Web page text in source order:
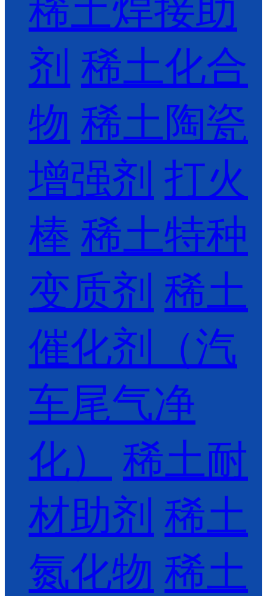
稀土焊接助
剂 稀土化合
物 稀土陶瓷
增强剂 打火
棒 稀土特种
变质剂 稀土
催化剂（汽
车尾气净
化）
稀土耐
材助剂 稀土
氮化物 稀土